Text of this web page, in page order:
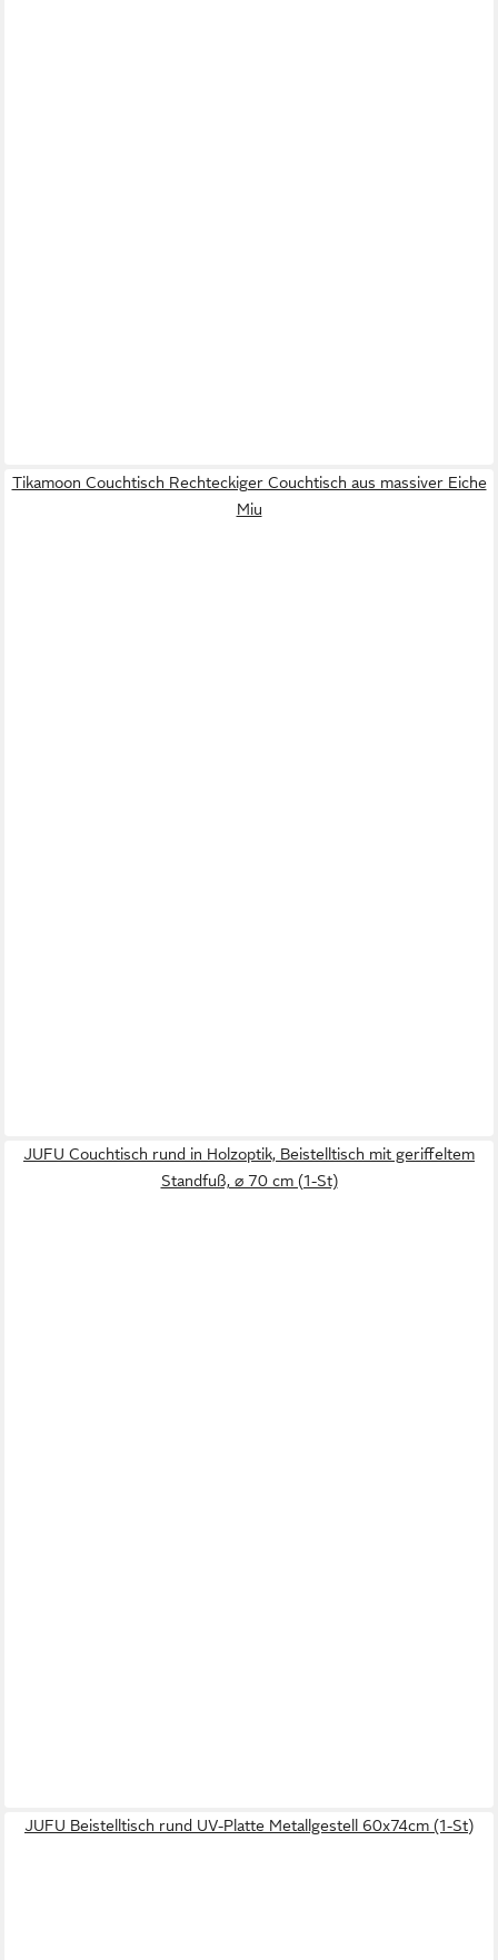
Tikamoon Couchtisch Rechteckiger Couchtisch aus massiver Eiche
Miu
JUFU Couchtisch rund in Holzoptik, Beistelltisch mit geriffeltem
Standfuß, ⌀ 70 cm (1-St)
JUFU Beistelltisch rund UV-Platte Metallgestell 60x74cm (1-St)